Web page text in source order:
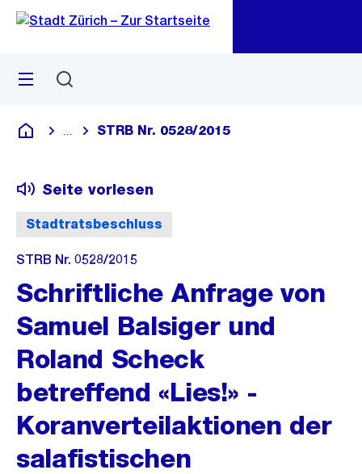
Navigation
Sprunglink
Menü
Deutsch
Blende alle Breadcrumbs ein
STRB Nr. 0528/2015
Stadtratsbeschluss
Seite vorlesen
STRB Nr. 0528/2015
Schriftliche Anfrage von
Samuel Balsiger und
Roland Scheck
betreffend «Lies!» -
Koranverteilaktionen der
salafistischen